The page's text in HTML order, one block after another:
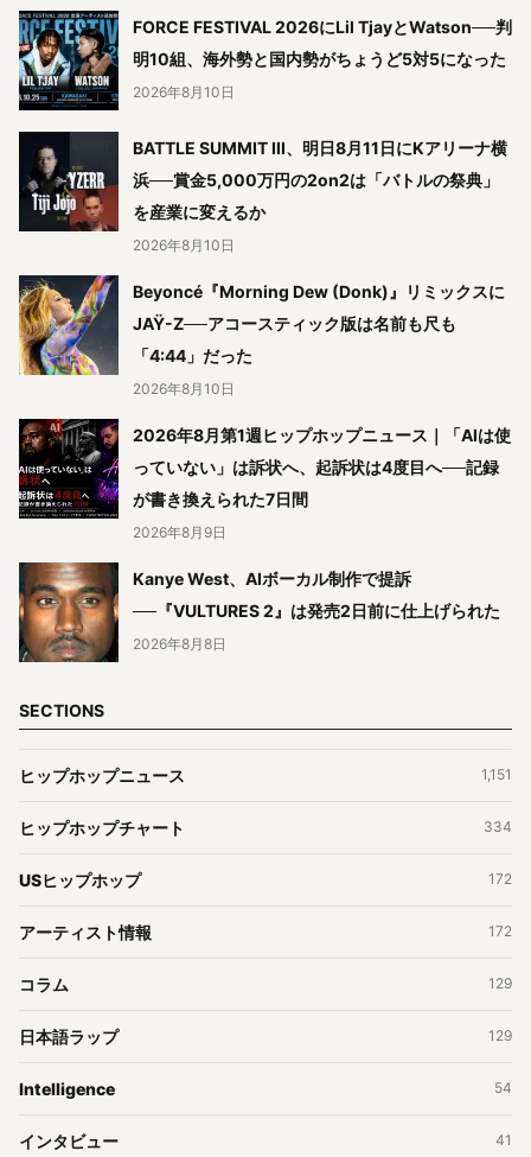
FORCE FESTIVAL 2026にLil TjayとWatson──判
明10組、海外勢と国内勢がちょうど5対5になった
2026年8月10日
BATTLE SUMMIT III、明日8月11日にKアリーナ横
浜──賞金5,000万円の2on2は「バトルの祭典」
を産業に変えるか
2026年8月10日
Beyoncé『Morning Dew (Donk)』リミックスに
JAŸ-Z──アコースティック版は名前も尺も
「4:44」だった
2026年8月10日
2026年8月第1週ヒップホップニュース｜「AIは使
っていない」は訴状へ、起訴状は4度目へ──記録
が書き換えられた7日間
2026年8月9日
Kanye West、AIボーカル制作で提訴
──『VULTURES 2』は発売2日前に仕上げられた
2026年8月8日
SECTIONS
ヒップホップニュース 1,151
ヒップホップチャート 334
USヒップホップ 172
アーティスト情報 172
コラム 129
日本語ラップ 129
Intelligence 54
インタビュー 41